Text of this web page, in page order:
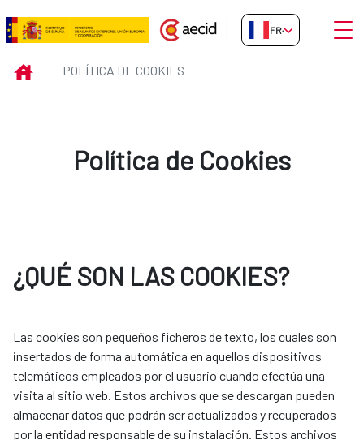
Saut au contenu principal
Política de Cookies
FR-FR
INICIOPOLÍTICA DE COOKIES
Política de Cookies
¿QUÉ SON LAS COOKIES?
Las cookies son pequeños ficheros de texto, los cuales son
insertados de forma automática en aquellos dispositivos
telemáticos empleados por el usuario cuando efectúa una
visita al sitio web. Estos archivos que se descargan pueden
almacenar datos que podrán ser actualizados y recuperados
por la entidad responsable de su instalación. Estos archivos